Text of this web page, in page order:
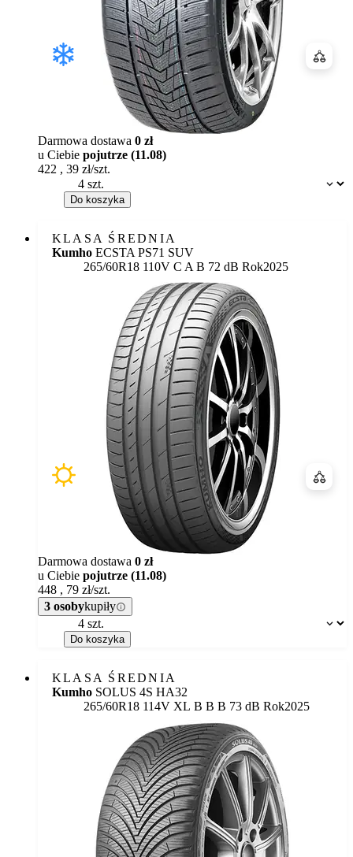
Dostępność:
Darmowa dostawa 0 zł
u Ciebie pojutrze (11.08)
422 , 39 zł/szt.
Do koszyka
KLASA ŚREDNIA
Kumho ECSTA PS71 SUV
265/60R18 110V Etykieta:
C A B 72 dB Rok2025
Dostępność:
Darmowa dostawa 0 zł
u Ciebie pojutrze (11.08)
448 , 79 zł/szt.
3 osobykupiły
Do koszyka
KLASA ŚREDNIA
Kumho SOLUS 4S HA32
265/60R18 114V XL Etykieta:
B B B 73 dB Rok2025